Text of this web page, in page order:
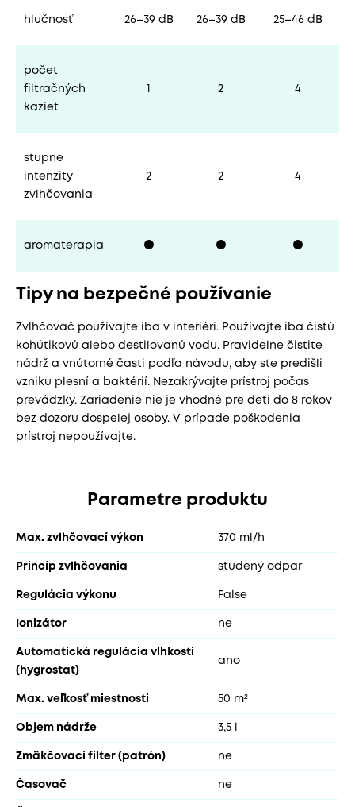
hlučnosť 26–39 dB 26–39 dB 25–46 dB
počet
filtračných
kaziet
2 4
stupne
intenzity
zvlhčovania
2 2 4
aromaterapia ⚫ ⚫ ⚫
Tipy na bezpečné používanie
Zvlhčovač používajte iba v interiéri. Používajte iba čistú
kohútikovú alebo destilovanú vodu. Pravidelne čistite
nádrž a vnútorné časti podľa návodu, aby ste predišli
vzniku plesní a baktérií. Nezakrývajte prístroj počas
prevádzky. Zariadenie nie je vhodné pre deti do 8 rokov
bez dozoru dospelej osoby. V prípade poškodenia
prístroj nepoužívajte.
Parametre produktu
Max. zvlhčovací výkon 370 ml/h
Princíp zvlhčovania studený odpar
Regulácia výkonu False
Ionizátor ne
Automatická regulácia vlhkosti
(hygrostat)
ano
Max. veľkosť miestnosti 50 m²
Objem nádrže 3,5 l
Zmäkčovací filter (patrón) ne
Časovač ne